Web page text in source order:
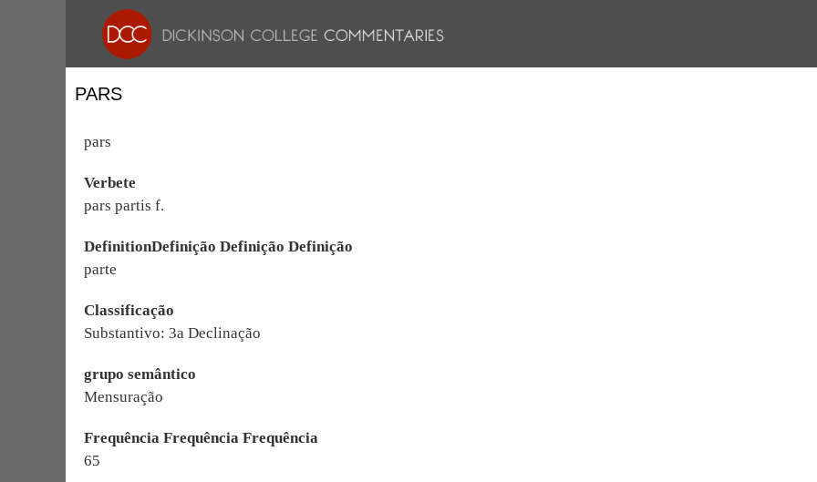
PARS
pars
Verbete
pars partis f.
DefinitionDefinição Definição Definição
parte
Classificação
Substantivo: 3a Declinação
grupo semântico
Mensuração
Frequência Frequência Frequência
65